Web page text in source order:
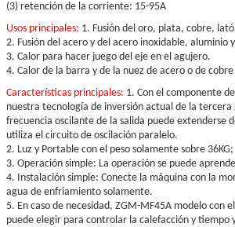
(3) retención de la corriente: 15-95A
Usos principales: 1. Fusión del oro, plata, cobre,
2. Fusión del acero y del acero inoxidable, aluminio
3. Calor para hacer juego del eje en el agujero.
4. Calor de la barra y de la nuez de acero o de
Características principales: 1. Con el componente
nuestra tecnología de inversión actual de la tercera
frecuencia oscilante de la salida puede extenderse
utiliza el circuito de oscilación paralelo.
2. Luz y Portable con el peso solamente sobre 36KG;
3. Operación simple: La operación se puede
4. Instalación simple: Conecte la máquina con la
agua de enfriamiento solamente.
5. En caso de necesidad, ZGM-MF45A modelo con
puede elegir para controlar la calefacción y tiempo